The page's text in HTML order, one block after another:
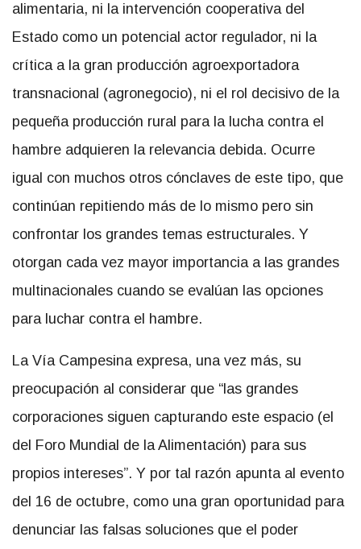
alimentaria, ni la intervención cooperativa del
Estado como un potencial actor regulador, ni la
crítica a la gran producción agroexportadora
transnacional (agronegocio), ni el rol decisivo de la
pequeña producción rural para la lucha contra el
hambre adquieren la relevancia debida. Ocurre
igual con muchos otros cónclaves de este tipo, que
continúan repitiendo más de lo mismo pero sin
confrontar los grandes temas estructurales. Y
otorgan cada vez mayor importancia a las grandes
multinacionales cuando se evalúan las opciones
para luchar contra el hambre.
La Vía Campesina expresa, una vez más, su
preocupación al considerar que “las grandes
corporaciones siguen capturando este espacio (el
del Foro Mundial de la Alimentación) para sus
propios intereses”. Y por tal razón apunta al evento
del 16 de octubre, como una gran oportunidad para
denunciar las falsas soluciones que el poder